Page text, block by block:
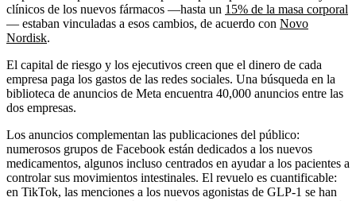
clínicos de los nuevos fármacos —hasta un 15% de la masa corporal
— estaban vinculadas a esos cambios, de acuerdo con Novo
Nordisk.
El capital de riesgo y los ejecutivos creen que el dinero de cada
empresa paga los gastos de las redes sociales. Una búsqueda en la
biblioteca de anuncios de Meta encuentra 40,000 anuncios entre las
dos empresas.
Los anuncios complementan las publicaciones del público:
numerosos grupos de Facebook están dedicados a los nuevos
medicamentos, algunos incluso centrados en ayudar a los pacientes a
controlar sus movimientos intestinales. El revuelo es cuantificable:
en TikTok, las menciones a los nuevos agonistas de GLP-1 se han